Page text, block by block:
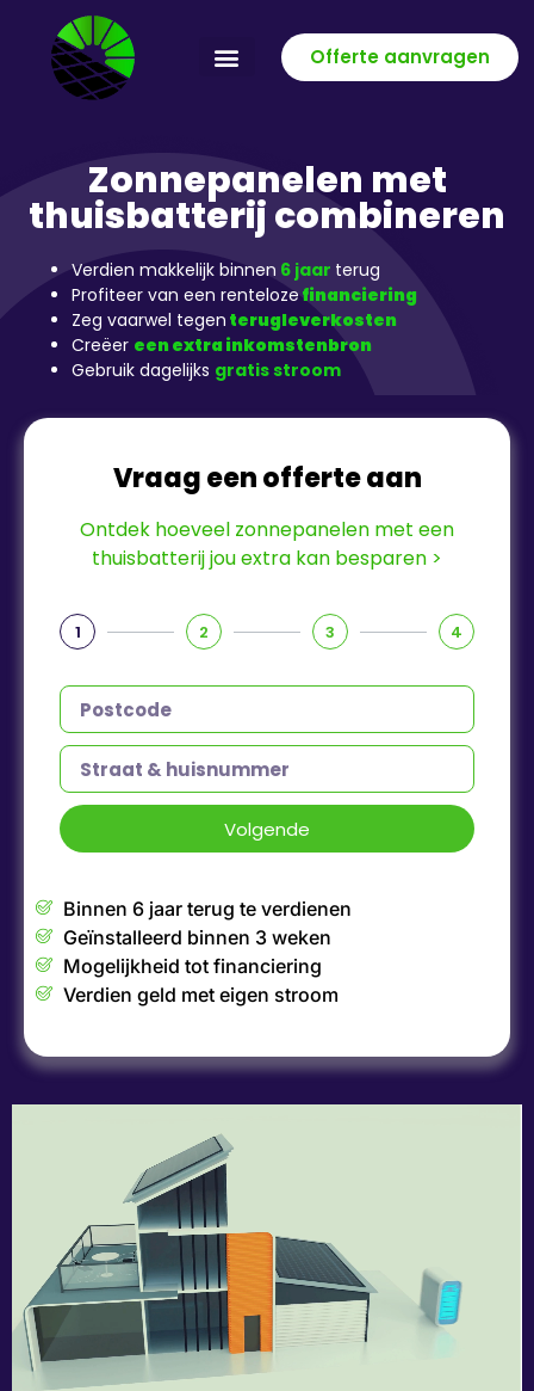
Offerte aanvragen
Zonnepanelen met
thuisbatterij combineren​
Verdien makkelijk binnen 6 jaar terug
Profiteer van een renteloze financiering
Zeg vaarwel tegen terugleverkosten
Creëer een extra inkomstenbron
Gebruik dagelijks gratis stroom
Vraag een offerte aan
Ontdek hoeveel zonnepanelen met een
thuisbatterij jou extra kan besparen >
1 2 3 4
Volgende
Binnen 6 jaar terug te verdienen
Geïnstalleerd binnen 3 weken
Mogelijkheid tot financiering
Verdien geld met eigen stroom